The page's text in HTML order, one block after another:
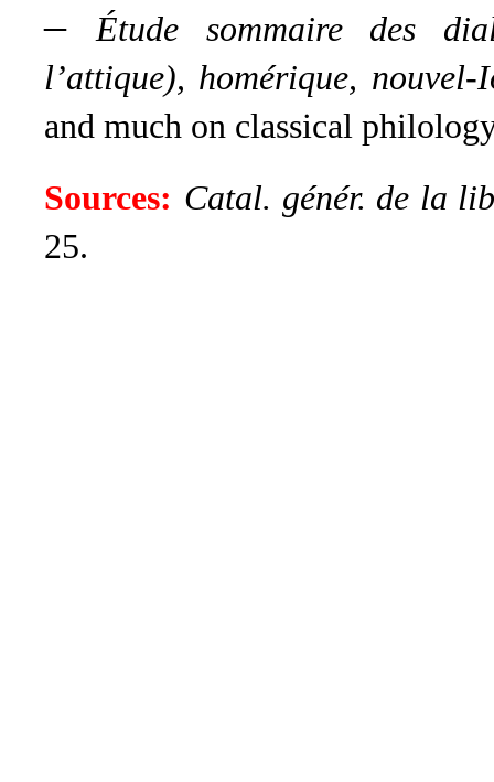
–Étude sommaire des
l’attique), homérique,
and much on classical
Sources: Catal. génér. de la
25.